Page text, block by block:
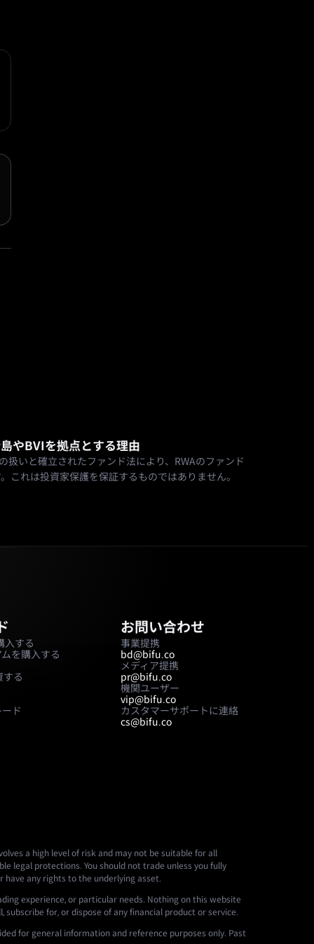
やBVIを拠点とする理由
扱いと確立されたファンド法により、RWAのファンド
これは投資家保護を保証するものではありません。
入する
を購入する
する
ド
お問い合わせ
事業提携
bd@bifu.co
メディア提携
pr@bifu.co
機関ユーザー
vip@bifu.co
カスタマーサポートに連絡
cs@bifu.co
a high level of risk and may not be suitable for all
legal protections. You should not trade unless you fully
have any rights to the underlying asset.
experience, or particular needs. Nothing on this website
for, or dispose of any financial product or service.
for general information and reference purposes only. Past